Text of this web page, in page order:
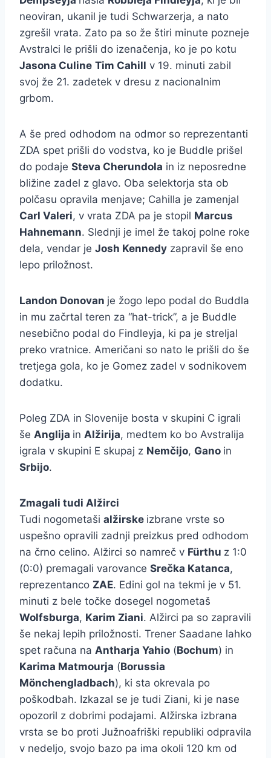
neoviran, ukanil je tudi Schwarzerja, a nato
zgrešil vrata. Zato pa so že štiri minute pozneje
Avstralci le prišli do izenačenja, ko je po kotu
Jasona Culine Tim Cahill v 19. minuti zabil
svoj že 21. zadetek v dresu z nacionalnim
grbom.
A še pred odhodom na odmor so reprezentanti
ZDA spet prišli do vodstva, ko je Buddle prišel
do podaje Steva Cherundola in iz neposredne
bližine zadel z glavo. Oba selektorja sta ob
polčasu opravila menjave; Cahilla je zamenjal
Carl Valeri, v vrata ZDA pa je stopil Marcus
Hahnemann. Slednji je imel že takoj polne roke
dela, vendar je Josh Kennedy zapravil še eno
lepo priložnost.
Landon Donovan je žogo lepo podal do Buddla
in mu začrtal teren za “hat-trick”, a je Buddle
nesebično podal do Findleyja, ki pa je streljal
preko vratnice. Američani so nato le prišli do še
tretjega gola, ko je Gomez zadel v sodnikovem
dodatku.
Poleg ZDA in Slovenije bosta v skupini C igrali
še Anglija in Alžirija, medtem ko bo Avstralija
igrala v skupini E skupaj z Nemčijo, Gano in
Srbijo.
Zmagali tudi Alžirci
Tudi nogometaši alžirske izbrane vrste so
uspešno opravili zadnji preizkus pred odhodom
na črno celino. Alžirci so namreč v Fürthu z 1:0
(0:0) premagali varovance Srečka Katanca,
reprezentanco ZAE. Edini gol na tekmi je v 51.
minuti z bele točke dosegel nogometaš
Wolfsburga, Karim Ziani. Alžirci pa so zapravili
še nekaj lepih priložnosti. Trener Saadane lahko
spet računa na Antharja Yahio (Bochum) in
Karima Matmourja (Borussia
Mönchengladbach), ki sta okrevala po
poškodbah. Izkazal se je tudi Ziani, ki je nase
opozoril z dobrimi podajami. Alžirska izbrana
vrsta se bo proti Južnoafriški republiki odpravila
v nedeljo, svojo bazo pa ima okoli 120 km od